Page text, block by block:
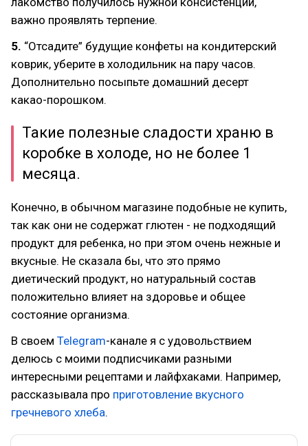
важно проявлять терпение.
5. “Отсадите” будущие конфеты на кондитерский
коврик, уберите в холодильник на пару часов.
Дополнительно посыпьте домашний десерт
какао-порошком.
Такие полезные сладости храню в
коробке в холоде, но не более 1
месяца.
Конечно, в обычном магазине подобные не купить,
так как они не содержат глютен - не подходящий
продукт для ребенка, но при этом очень нежные и
вкусные. Не сказала бы, что это прямо
диетический продукт, но натуральный состав
положительно влияет на здоровье и общее
состояние организма.
В своем Telegram-канале я с удовольствием
делюсь с моими подписчиками разными
интересными рецептами и лайфхаками. Например,
рассказывала про приготовление вкусного
гречневого хлеба.